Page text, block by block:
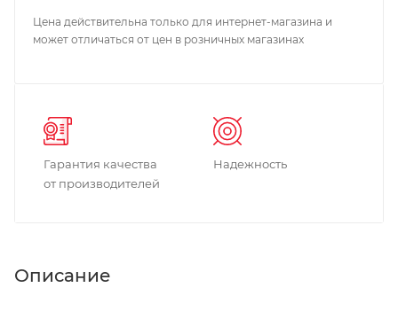
Цена действительна только для интернет-магазина и
может отличаться от цен в розничных магазинах
Гарантия качества
от производителей
Надежность
Описание